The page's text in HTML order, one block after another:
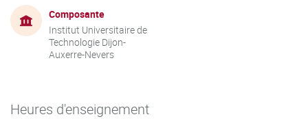
Composante
Institut Universitaire de
Technologie Dijon-
Auxerre-Nevers
Heures d'enseignement